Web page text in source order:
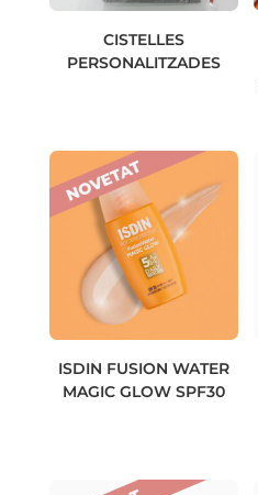
CISTELLES
PERSONALITZADES
ISDIN FUSION WATER
MAGIC GLOW SPF30